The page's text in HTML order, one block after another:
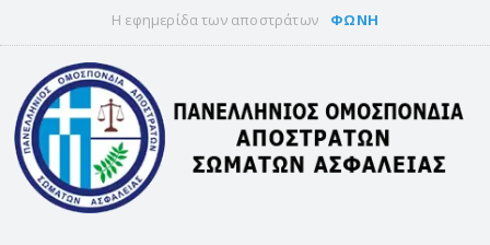
Η εφημερίδα των αποστράτων ΦΩΝΗ